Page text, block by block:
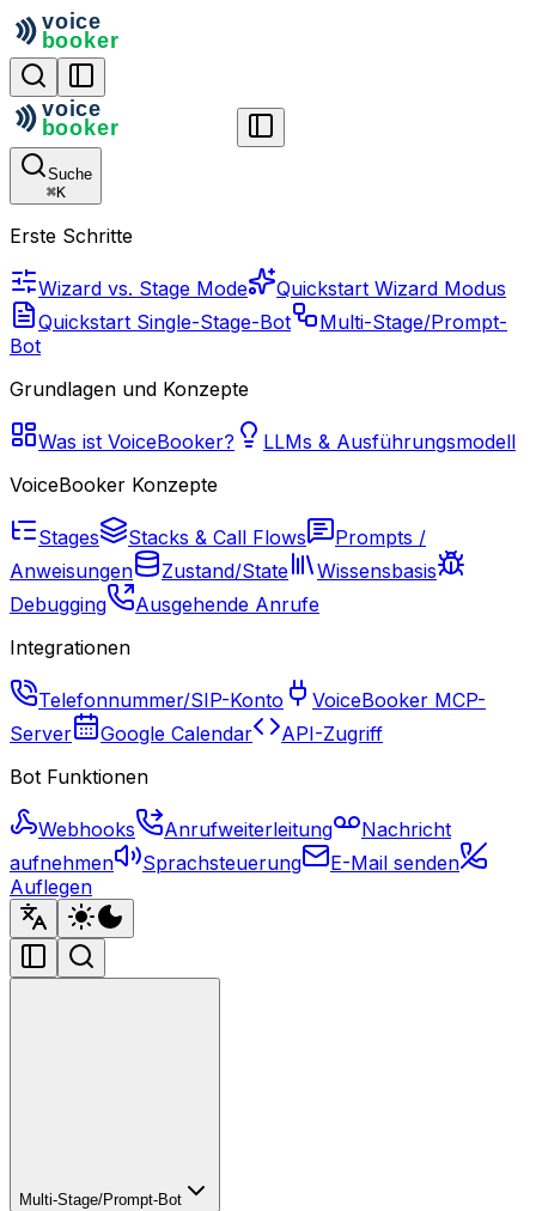
Suche
⌘K
Erste Schritte
Wizard vs. Stage Mode
Quickstart Wizard Modus
Quickstart Single-Stage-Bot
Multi-Stage/Prompt-
Bot
Grundlagen und Konzepte
Was ist VoiceBooker?
LLMs & Ausführungsmodell
VoiceBooker Konzepte
Stages Stacks & Call Flows
Prompts /
Anweisungen
Zustand/State
Wissensbasis
Debugging
Ausgehende Anrufe
Integrationen
Telefonnummer/SIP-Konto
VoiceBooker MCP-
Server
Google Calendar
API-Zugriff
Bot Funktionen
Webhooks Anrufweiterleitung
Nachricht
aufnehmen
Sprachsteuerung
E-Mail senden
Auflegen
Multi-Stage/Prompt-Bot